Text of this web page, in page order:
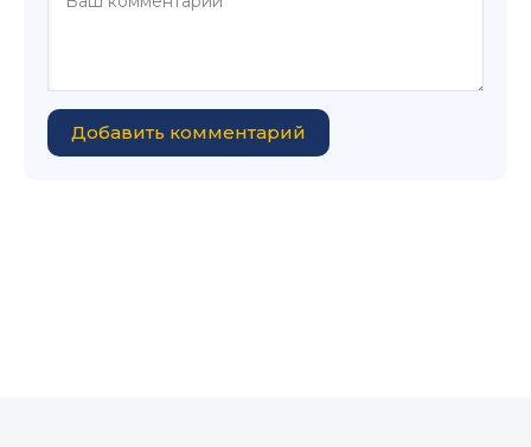
Добавить комментарий